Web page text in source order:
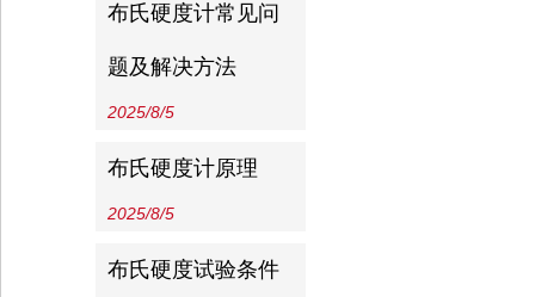
布氏硬度计常见问
题及解决方法
2025/8/5
布氏硬度计原理
2025/8/5
布氏硬度试验条件